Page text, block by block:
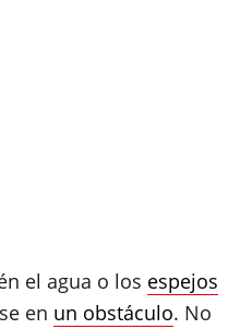
el agua o los espejos
en un obstáculo. No